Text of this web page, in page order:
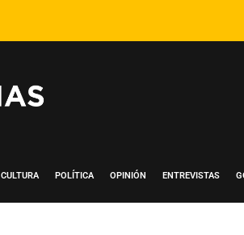
CULTURA POLÍTICA OPINIÓN ENTREVISTAS